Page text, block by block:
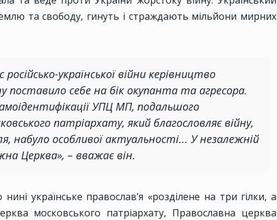
та свободу, гинуть і страждають мільйони мирних
російсько-української війни керівництво
поставило себе на бік окупанта та агресора.
УПЦ МП, подальшого
патріархату, який благословляє війну,
набуло особливої актуальності... У незалежній
Церква», – вважає він.
українське православ’я «розділене на три гілки, а
московського патріархату, Православна церква